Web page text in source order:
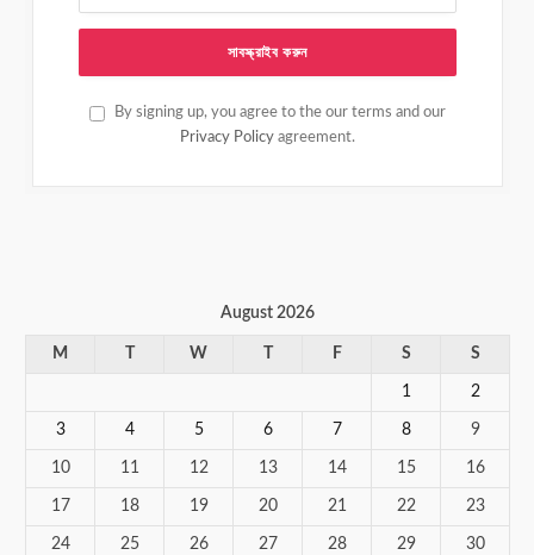
By signing up, you agree to the our terms and our
Privacy Policy agreement.
August 2026
M W F S S
1 2
3 4 5 6 7 8 9
10 11 12 13 14 15 16
17 18 19 20 21 22 23
24 25 26 27 28 29 30